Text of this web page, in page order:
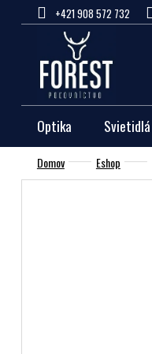
+421 908 572 732
Optika Svietidlá
Domov Eshop